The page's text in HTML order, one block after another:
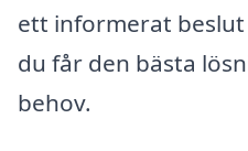
ett informerat
du får den bästa
behov.